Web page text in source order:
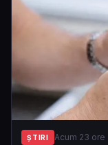
ŞTIRI Acum 23 ore